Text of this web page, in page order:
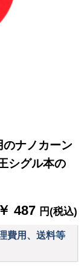
のナノカーン
シグル本の
￥ 487 円(税込)
費用、送料等